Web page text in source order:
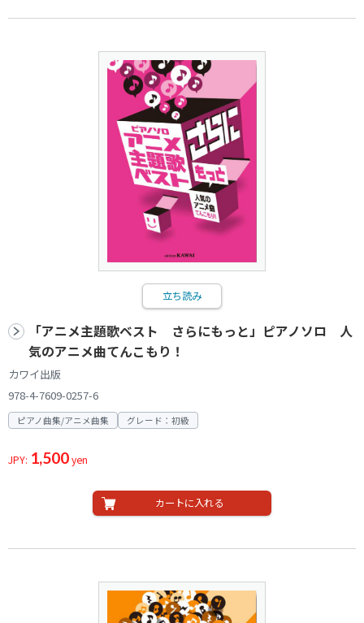
立ち読み
「アニメ主題歌ベスト さらにもっと」ピアノソロ 人
気のアニメ曲てんこもり！
カワイ出版
978-4-7609-0257-6
ピアノ曲集/アニメ曲集 グレード：初級
JPY: 1,500yen
カートに入れる